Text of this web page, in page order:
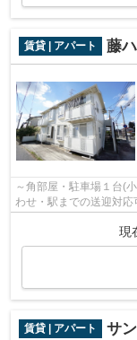
賃貸 | アパート 藤
～角部屋・駐車場１
わせ・駅までの送迎対応
現
賃貸 | アパート サ